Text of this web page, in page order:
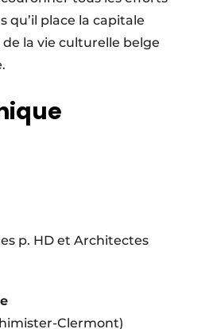
qu’il place la capitale
la vie culturelle belge
p. HD et Architectes
Clermont)